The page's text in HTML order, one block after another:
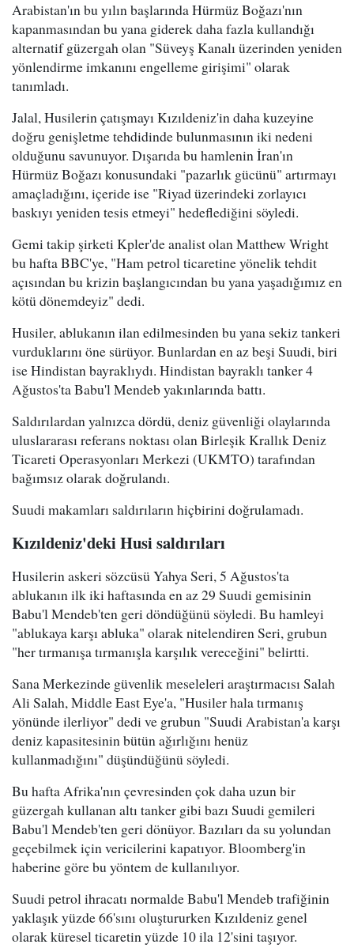
Arabistan'ın bu yılın başlarında Hürmüz Boğazı'nın
kapanmasından bu yana giderek daha fazla kullandığı
alternatif güzergah olan "Süveyş Kanalı üzerinden yeniden
yönlendirme imkanını engelleme girişimi" olarak
tanımladı.
Jalal, Husilerin çatışmayı Kızıldeniz'in daha kuzeyine
doğru genişletme tehdidinde bulunmasının iki nedeni
olduğunu savunuyor. Dışarıda bu hamlenin İran'ın
Hürmüz Boğazı konusundaki "pazarlık gücünü" artırmayı
amaçladığını, içeride ise "Riyad üzerindeki zorlayıcı
baskıyı yeniden tesis etmeyi" hedeflediğini söyledi.
Gemi takip şirketi Kpler'de analist olan Matthew Wright
bu hafta BBC'ye, "Ham petrol ticaretine yönelik tehdit
açısından bu krizin başlangıcından bu yana yaşadığımız en
kötü dönemdeyiz" dedi.
Husiler, ablukanın ilan edilmesinden bu yana sekiz tankeri
vurduklarını öne sürüyor. Bunlardan en az beşi Suudi, biri
ise Hindistan bayraklıydı. Hindistan bayraklı tanker 4
Ağustos'ta Babu'l Mendeb yakınlarında battı.
Saldırılardan yalnızca dördü, deniz güvenliği olaylarında
uluslararası referans noktası olan Birleşik Krallık Deniz
Ticareti Operasyonları Merkezi (UKMTO) tarafından
bağımsız olarak doğrulandı.
Suudi makamları saldırıların hiçbirini doğrulamadı.
Kızıldeniz'deki Husi saldırıları
Husilerin askeri sözcüsü Yahya Seri, 5 Ağustos'ta
ablukanın ilk iki haftasında en az 29 Suudi gemisinin
Babu'l Mendeb'ten geri döndüğünü söyledi. Bu hamleyi
"ablukaya karşı abluka" olarak nitelendiren Seri, grubun
"her tırmanışa tırmanışla karşılık vereceğini" belirtti.
Sana Merkezinde güvenlik meseleleri araştırmacısı Salah
Ali Salah, Middle East Eye'a, "Husiler hala tırmanış
yönünde ilerliyor" dedi ve grubun "Suudi Arabistan'a karşı
deniz kapasitesinin bütün ağırlığını henüz
kullanmadığını" düşündüğünü söyledi.
Bu hafta Afrika'nın çevresinden çok daha uzun bir
güzergah kullanan altı tanker gibi bazı Suudi gemileri
Babu'l Mendeb'ten geri dönüyor. Bazıları da su yolundan
geçebilmek için vericilerini kapatıyor. Bloomberg'in
haberine göre bu yöntem de kullanılıyor.
Suudi petrol ihracatı normalde Babu'l Mendeb trafiğinin
yaklaşık yüzde 66'sını oluştururken Kızıldeniz genel
olarak küresel ticaretin yüzde 10 ila 12'sini taşıyor.